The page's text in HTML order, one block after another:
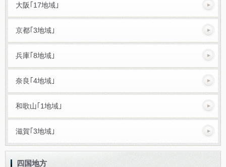
大阪｢17地域｣
京都｢3地域｣
兵庫｢8地域｣
奈良｢4地域｣
和歌山｢1地域｣
滋賀｢3地域｣
四国地方